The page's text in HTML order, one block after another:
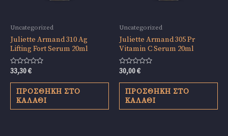
Uncategorized
Juliette Armand 310 Ag
Lifting Fort Serum 20ml
Βαθμολογήθηκε
0
από
33,30€
ΠΡΟΣΘΉΚΗ ΣΤΟ
ΚΑΛΆΘΙ
Uncategorized
Juliette Armand 305 Pr
Vitamin C Serum 20ml
Βαθμολογήθηκε
0
από
30,00€
ΠΡΟΣΘΉΚΗ ΣΤΟ
ΚΑΛΆΘΙ